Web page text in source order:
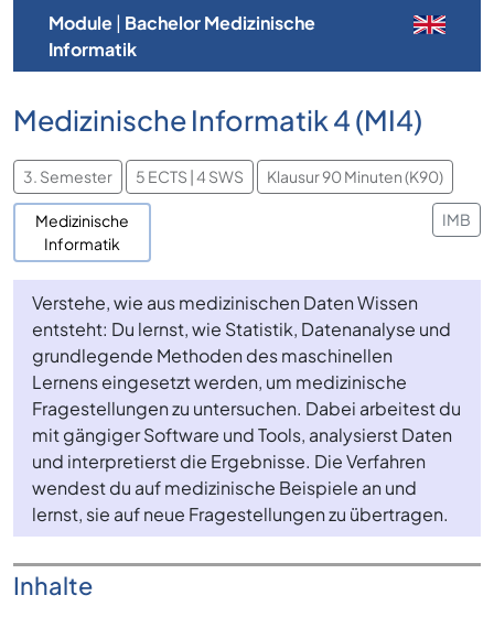
Module| Bachelor Medizinische
Informatik
Medizinische Informatik 4 (MI4)
3. Semester 5 ECTS | 4 SWS Klausur 90 Minuten (K90)
Medizinische
Informatik
IMB
Verstehe, wie aus medizinischen Daten Wissen
entsteht: Du lernst, wie Statistik, Datenanalyse und
grundlegende Methoden des maschinellen
Lernens eingesetzt werden, um medizinische
Fragestellungen zu untersuchen. Dabei arbeitest du
mit gängiger Software und Tools, analysierst Daten
und interpretierst die Ergebnisse. Die Verfahren
wendest du auf medizinische Beispiele an und
lernst, sie auf neue Fragestellungen zu übertragen.
Inhalte